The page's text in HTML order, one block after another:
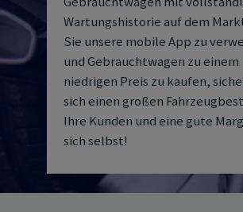
Wartungshistorie auf dem
Sie unsere mobile App zu
und Gebrauchtwagen zu einem
niedrigen Preis zu kaufen,
sich einen großen
Ihre Kunden und eine gute
sich selbst!